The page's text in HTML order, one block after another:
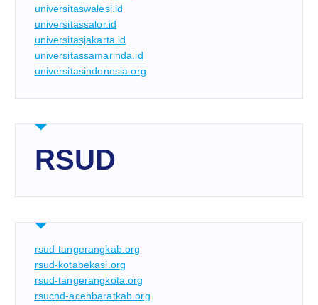
universitaswalesi.id
universitassalor.id
universitasjakarta.id
universitassamarinda.id
universitasindonesia.org
RSUD
rsud-tangerangkab.org
rsud-kotabekasi.org
rsud-tangerangkota.org
rsucnd-acehbaratkab.org